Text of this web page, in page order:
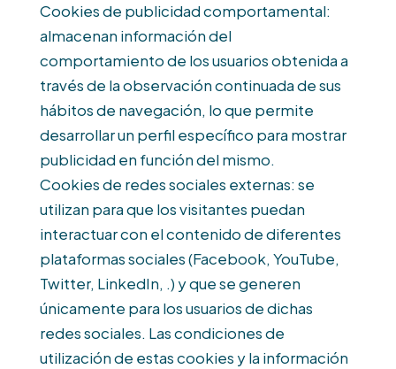
Cookies de publicidad comportamental:
almacenan información del
comportamiento de los usuarios obtenida a
través de la observación continuada de sus
hábitos de navegación, lo que permite
desarrollar un perfil específico para mostrar
publicidad en función del mismo.
Cookies de redes sociales externas: se
utilizan para que los visitantes puedan
interactuar con el contenido de diferentes
plataformas sociales (Facebook, YouTube,
Twitter, LinkedIn, .) y que se generen
únicamente para los usuarios de dichas
redes sociales. Las condiciones de
utilización de estas cookies y la información